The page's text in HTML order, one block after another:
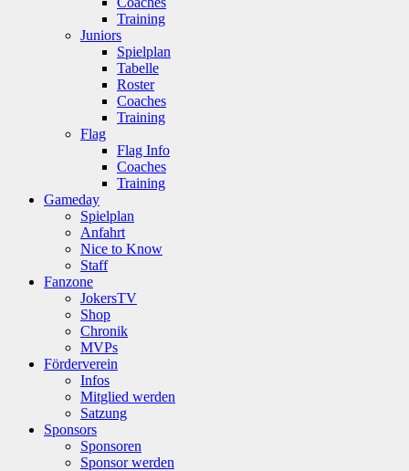
Training
Juniors
Spielplan
Tabelle
Roster
Coaches
Training
Flag
Flag Info
Coaches
Training
Gameday
Spielplan
Anfahrt
Nice to Know
Staff
Fanzone
JokersTV
Shop
Chronik
MVPs
Förderverein
Infos
Mitglied werden
Satzung
Sponsors
Sponsoren
Sponsor werden